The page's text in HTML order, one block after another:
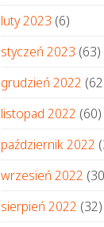
luty 2023 (6)
styczeń 2023 (63)
grudzień 2022
listopad 2022 (60)
październik 2022
wrzesień 2022
sierpień 2022 (32)